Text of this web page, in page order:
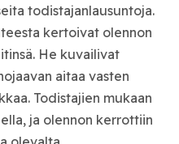
todistajanlausuntoja.
kertoivat olennon
He kuvailivat
aitaa vasten
Todistajien mukaan
ja olennon kerrottiin